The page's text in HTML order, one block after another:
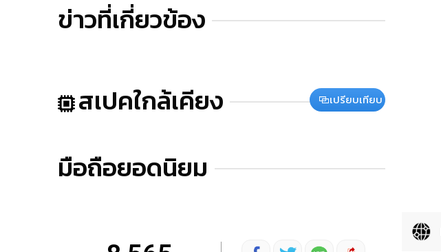
ข่าวที่เกี่ยวข้อง
สเปคใกล้เคียง เปรียบเทียบ
มือถือยอดนิยม